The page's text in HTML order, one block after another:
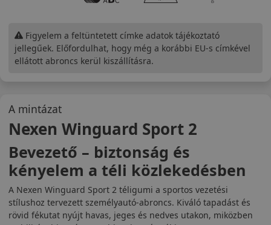
A mintázat
Nexen Winguard Sport 2
Bevezető – biztonság és
kényelem a téli közlekedésben
A Nexen Winguard Sport 2 téligumi a sportos vezetési
stílushoz tervezett személyautó-abroncs. Kiváló tapadást és
rövid fékutat nyújt havas, jeges és nedves utakon, miközben
Figyelem a feltüntetett címke adatok tájékoztató
jellegűek. Előfordulhat, hogy még a korábbi EU-s címkével
ellátott abroncs kerül kiszállításra.